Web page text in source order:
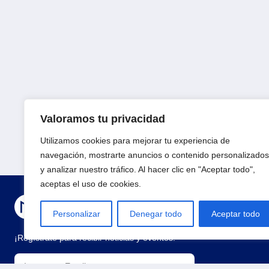
Valoramos tu privacidad
Utilizamos cookies para mejorar tu experiencia de
navegación, mostrarte anuncios o contenido personalizados
y analizar nuestro tráfico. Al hacer clic en "Aceptar todo",
aceptas el uso de cookies.
Personalizar Denegar todo Aceptar todo
¡Regístrate para recibir noticias y eventos!